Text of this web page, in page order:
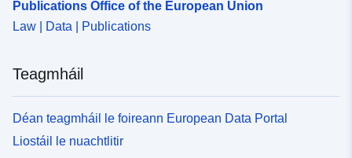
Publications Office of the European Union
Law | Data | Publications
Teagmháil
Déan teagmháil le foireann European Data Portal
Liostáil le nuachtlitir